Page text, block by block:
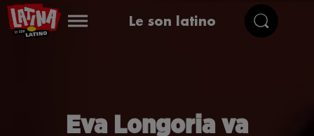
Le son latino
Eva Longoria va